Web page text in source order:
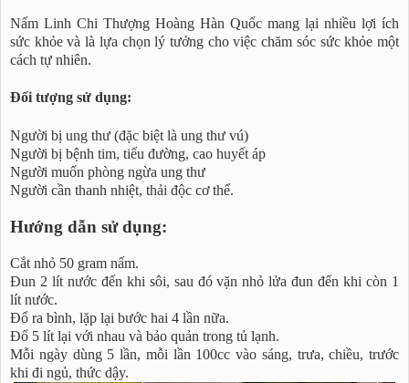
Nấm Linh Chi Thượng Hoàng Hàn Quốc mang lại nhiều lợi ích
sức khỏe và là lựa chọn lý tưởng cho việc chăm sóc sức khỏe một
cách tự nhiên.
Đối tượng sử dụng:
Người bị ung thư (đặc biệt là ung thư vú)
Người bị bệnh tim, tiểu đường, cao huyết áp
Người muốn phòng ngừa ung thư
Người cần thanh nhiệt, thải độc cơ thể.
Hướng dẫn sử dụng:
Cắt nhỏ 50 gram nấm.
Đun 2 lít nước đến khi sôi, sau đó vặn nhỏ lửa đun đến khi còn 1
lít nước.
Đổ ra bình, lặp lại bước hai 4 lần nữa.
Đổ 5 lít lại với nhau và bảo quản trong tủ lạnh.
Mỗi ngày dùng 5 lần, mỗi lần 100cc vào sáng, trưa, chiều, trước
khi đi ngủ, thức dậy.